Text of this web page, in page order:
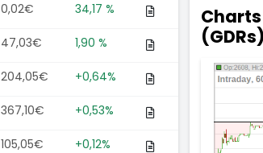
0,02€ 34,17 %
47,03€ 1,90 %
204,05€ +0,64%
367,10€ +0,53%
105,05€ +0,12%
(GDRs)